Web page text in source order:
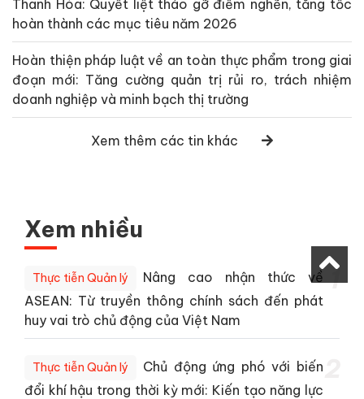
Thanh Hóa: Quyết liệt tháo gỡ điểm nghẽn, tăng tốc
hoàn thành các mục tiêu năm 2026
Hoàn thiện pháp luật về an toàn thực phẩm trong giai
đoạn mới: Tăng cường quản trị rủi ro, trách nhiệm
doanh nghiệp và minh bạch thị trường
Xem thêm các tin khác
Xem nhiều
Thực tiễn Quản lý
Nâng cao nhận thức về
ASEAN: Từ truyền thông chính sách đến phát
huy vai trò chủ động của Việt Nam
1
Thực tiễn Quản lý
Chủ động ứng phó với biến
đổi khí hậu trong thời kỳ mới: Kiến tạo năng lực